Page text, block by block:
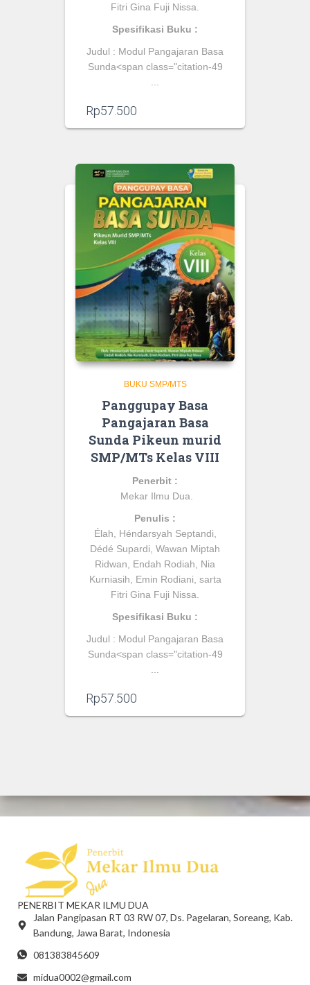
Fitri Gina Fuji Nissa
Spesifikasi Buku :
Judul : Modul Pangajaran Basa
Sunda<span class="citation-49
Rp57.500
BUKU SMP/MTS
Panggupay Basa
Pangajaran Basa
Sunda Pikeun murid
SMP/MTs Kelas VIII
Penerbit :
Mekar Ilmu Dua.
Penulis :
Élah, Héndarsyah Septandi,
Dédé Supardi, Wawan Miptah
Ridwan, Endah Rodiah, Nia
Kurniasih, Emin Rodiani, sarta
Fitri Gina Fuji Nissa
Spesifikasi Buku :
Judul : Modul Pangajaran Basa
Sunda<span class="citation-49
Rp57.500
PENERBIT MEKAR ILMU DUA
Jalan Pangipasan RT 03 RW 07, Ds. Pagelaran, Soreang, Kab.
Bandung, Jawa Barat, Indonesia
081383845609
midua0002@gmail.com